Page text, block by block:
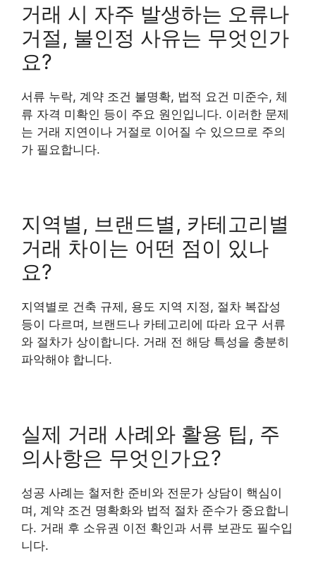
거래 시 자주 발생하는 오류나
거절, 불인정 사유는 무엇인가
요?
서류 누락, 계약 조건 불명확, 법적 요건 미준수, 체
류 자격 미확인 등이 주요 원인입니다. 이러한 문제
는 거래 지연이나 거절로 이어질 수 있으므로 주의
가 필요합니다.
지역별, 브랜드별, 카테고리별
거래 차이는 어떤 점이 있나
요?
지역별로 건축 규제, 용도 지역 지정, 절차 복잡성
등이 다르며, 브랜드나 카테고리에 따라 요구 서류
와 절차가 상이합니다. 거래 전 해당 특성을 충분히
파악해야 합니다.
실제 거래 사례와 활용 팁, 주
의사항은 무엇인가요?
성공 사례는 철저한 준비와 전문가 상담이 핵심이
며, 계약 조건 명확화와 법적 절차 준수가 중요합니
다. 거래 후 소유권 이전 확인과 서류 보관도 필수입
니다.